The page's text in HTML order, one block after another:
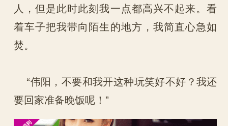
人，但是此时此刻我一点都高兴不起来。看
着车子把我带向陌生的地方，我简直心急如
焚。
“伟阳，不要和我开这种玩笑好不好？我还
要回家准备晚饭呢！”